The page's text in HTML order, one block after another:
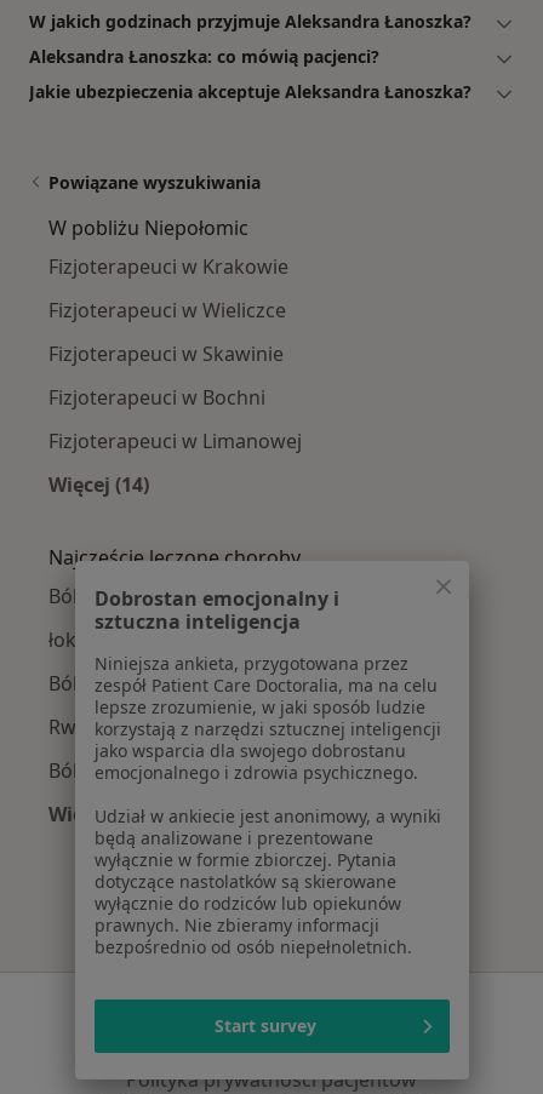
W jakich godzinach przyjmuje Aleksandra Łanoszka?
Aleksandra Łanoszka: co mówią pacjenci?
Jakie ubezpieczenia akceptuje Aleksandra Łanoszka?
Powiązane wyszukiwania
W pobliżu Niepołomic
Fizjoterapeuci w Krakowie
Fizjoterapeuci w Wieliczce
Fizjoterapeuci w Skawinie
Fizjoterapeuci w Bochni
Fizjoterapeuci w Limanowej
Więcej (14)
Najczęście leczone choroby
Bóle kręgosłupa w Niepołomicach
łokieć tenisisty w Niepołomicach
Ból kolana w Niepołomicach
Rwa kulszowa w Niepołomicach
Ból barku w Niepołomicach
Więcej (15)
Więcej w kategorii: Najczęście leczone
Serwis
Regulamin
Polityka prywatności pacjentów
Dobrostan emocjonalny i
sztuczna inteligencja
Niniejsza ankieta, przygotowana przez
zespół Patient Care Doctoralia, ma na celu
lepsze zrozumienie, w jaki sposób ludzie
korzystają z narzędzi sztucznej inteligencji
jako wsparcia dla swojego dobrostanu
emocjonalnego i zdrowia psychicznego.
Udział w ankiecie jest anonimowy, a wyniki
będą analizowane i prezentowane
wyłącznie w formie zbiorczej. Pytania
dotyczące nastolatków są skierowane
wyłącznie do rodziców lub opiekunów
prawnych. Nie zbieramy informacji
bezpośrednio od osób niepełnoletnich.
Start survey